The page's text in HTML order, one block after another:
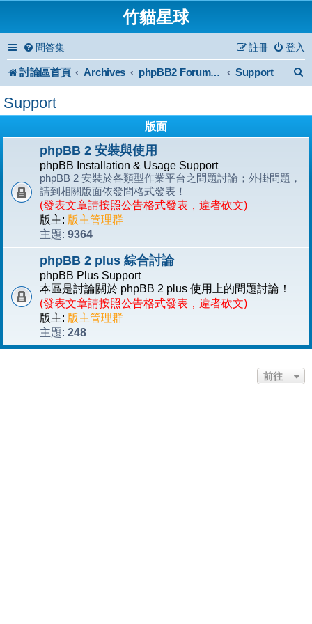
竹貓星球
問答集 登入
註冊
討論區首頁 Archives phpBB2 Forum Archive Support
Support
版面
phpBB 2 安裝與使用
phpBB Installation & Usage Support
phpBB 2 安裝於各類型作業平台之問題討論；外掛問題，
請到相關版面依發問格式發表！
(發表文章請按照公告格式發表，違者砍文)
版主: 版主管理群
主題: 9364
phpBB 2 plus 綜合討論
phpBB Plus Support
本區是討論關於 phpBB 2 plus 使用上的問題討論！
(發表文章請按照公告格式發表，違者砍文)
版主: 版主管理群
主題: 248
前往